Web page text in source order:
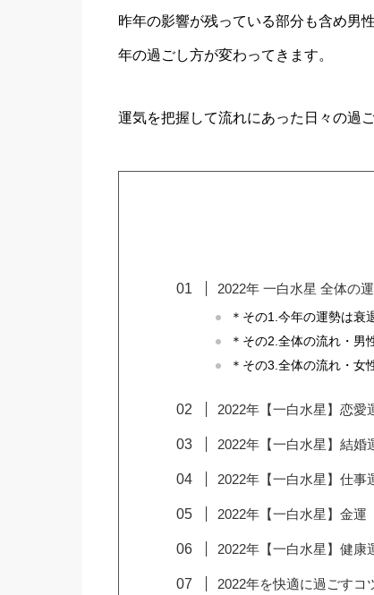
昨年の影響が残っている部分も含め男
年の過ごし方が変わってきます。
運気を把握して流れにあった日々の過
2022年 一白水星 全体の
＊その1.今年の運勢は衰
＊その2.全体の流れ・男
＊その3.全体の流れ・女
2022年【一白水星】恋愛
2022年【一白水星】結婚
2022年【一白水星】仕事
2022年【一白水星】金運
2022年【一白水星】健康
2022年を快適に過ごすコ